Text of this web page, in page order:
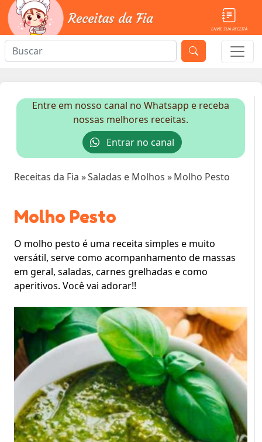
ENVIE SUA RECEITA
Entre em nosso canal no Whatsapp e receba
nossas melhores receitas.
Entrar no canal
Receitas da Fia »Saladas e Molhos »Molho Pesto
Molho Pesto
O molho pesto é uma receita simples e muito
versátil, serve como acompanhamento de massas
em geral, saladas, carnes grelhadas e como
aperitivos. Você vai adorar!!